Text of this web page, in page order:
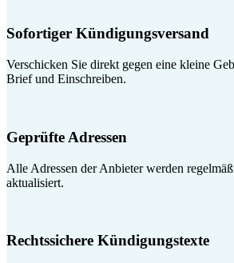
Sofortiger Kündigungsversand
Verschicken Sie direkt gegen eine kleine
Brief und Einschreiben.
Geprüfte Adressen
Alle Adressen der Anbieter werden
aktualisiert.
Rechtssichere Kündigungstexte